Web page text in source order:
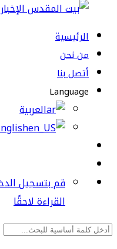
الرئيسية
من نحن
أتصل بنا
Language
العربية
قم بتسجيل
القراءة لاحقًا